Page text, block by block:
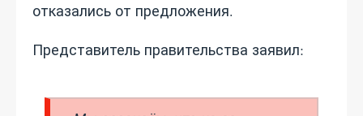
отказались от предложения.
Представитель правительства заявил: